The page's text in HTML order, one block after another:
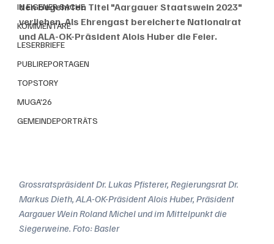
IN EIGENER SACHE
KOMMENTARE
LESERBRIEFE
PUBLIREPORTAGEN
TOPSTORY
MUGA'26
GEMEINDEPORTRÄTS
den begehrten Titel "Aargauer Staatswein 2023"
verliehen. Als Ehrengast bereicherte Nationalrat
und ALA-OK-Präsident Alois Huber die Feier.
Grossratspräsident Dr. Lukas Pfisterer, Regierungsrat Dr.
Markus Dieth, ALA-OK-Präsident Alois Huber, Präsident
Aargauer Wein Roland Michel und im Mittelpunkt die
Siegerweine. Foto: Basler